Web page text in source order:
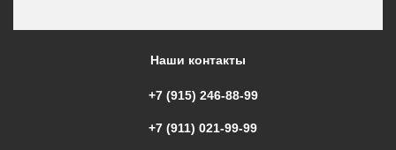
Наши контакты
+7 (915) 246-88-99
+7 (911) 021-99-99